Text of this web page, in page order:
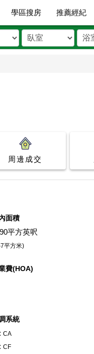
學區搜房 推薦經紀
周邊成交
面積
平方英呎
平方米)
費(HOA)
系統
CA
CF